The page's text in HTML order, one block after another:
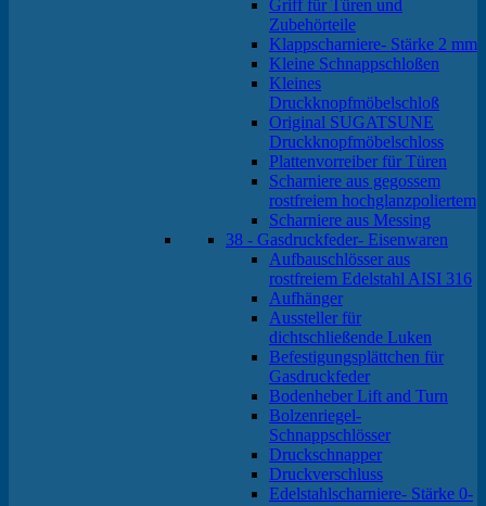
Griff für Türen und
Zubehörteile
Klappscharniere- Stärke 2 mm
Kleine Schnappschloßen
Kleines
Druckknopfmöbelschloß
Original SUGATSUNE
Druckknopfmöbelschloss
Plattenvorreiber für Türen
Scharniere aus gegossem
rostfreiem hochglanzpoliertem
Scharniere aus Messing
38 - Gasdruckfeder- Eisenwaren
Aufbauschlösser aus
rostfreiem Edelstahl AISI 316
Aufhänger
Aussteller für
dichtschließende Luken
Befestigungsplättchen für
Gasdruckfeder
Bodenheber Lift and Turn
Bolzenriegel-
Schnappschlösser
Druckschnapper
Druckverschluss
Edelstahlscharniere- Stärke 0-